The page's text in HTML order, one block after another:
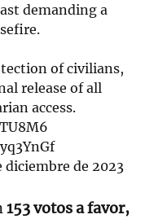
demanding a
of civilians,
release of all
access.
diciembre de 2023
153 votos a favor,